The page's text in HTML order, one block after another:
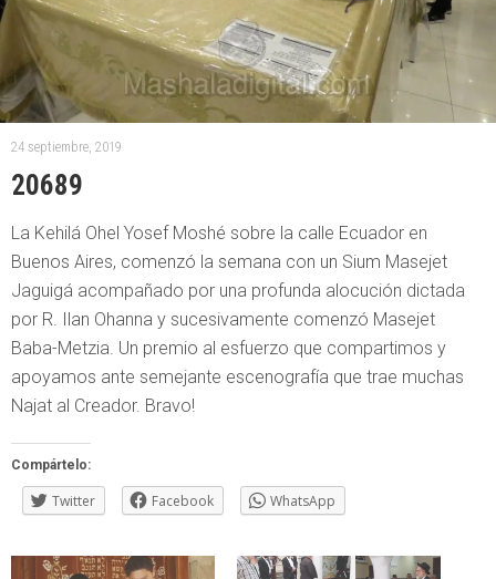
24 septiembre, 2019
20689
La Kehilá Ohel Yosef Moshé sobre la calle Ecuador en
Buenos Aires, comenzó la semana con un Sium Masejet
Jaguigá acompañado por una profunda alocución dictada
por R. Ilan Ohanna y sucesivamente comenzó Masejet
Baba-Metzia. Un premio al esfuerzo que compartimos y
apoyamos ante semejante escenografía que trae muchas
Najat al Creador. Bravo!
Compártelo:
Twitter Facebook WhatsApp